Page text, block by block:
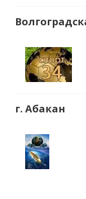
г. Абакан